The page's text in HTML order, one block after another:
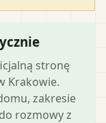
stronę
Krakowie.
zakresie
rozmowy z